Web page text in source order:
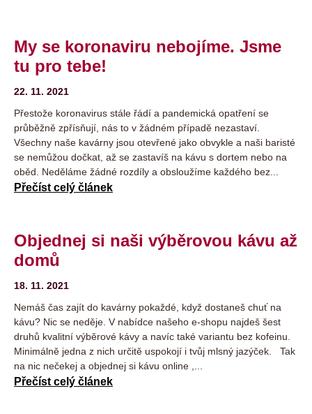
My se koronaviru nebojíme. Jsme
tu pro tebe!
22. 11. 2021
Přestože koronavirus stále řádí a pandemická opatření se
průběžně zpřísňují, nás to v žádném případě nezastaví.
Všechny naše kavárny jsou otevřené jako obvykle a naši baristé
se nemůžou dočkat, až se zastavíš na kávu s dortem nebo na
oběd. Neděláme žádné rozdíly a obsloužíme každého bez...
Přečíst celý článek
Objednej si naši výběrovou kávu až
domů
18. 11. 2021
Nemáš čas zajít do kavárny pokaždé, když dostaneš chuť na
kávu? Nic se neděje. V nabídce našeho e-shopu najdeš šest
druhů kvalitní výběrové kávy a navíc také variantu bez kofeinu.
Minimálně jedna z nich určitě uspokojí i tvůj mlsný jazýček. Tak
na nic nečekej a objednej si kávu online ,...
Přečíst celý článek